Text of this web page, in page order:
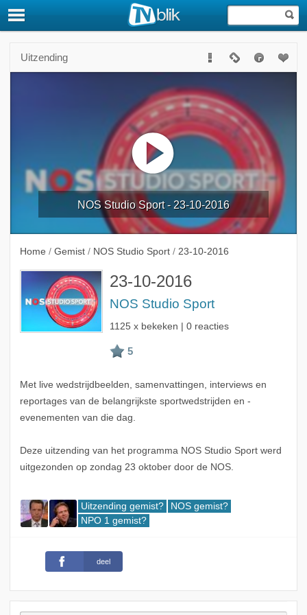
Uitzending
NOS Studio Sport - 23-10-2016
Home / Gemist / NOS Studio Sport / 23-10-2016
23-10-2016
NOS Studio Sport
1125 x bekeken | 0 reacties
Met live wedstrijdbeelden, samenvattingen, interviews en
reportages van de belangrijkste sportwedstrijden en -
evenementen van die dag.
Deze uitzending van het programma NOS Studio Sport werd
uitgezonden op zondag 23 oktober door de NOS.
Uitzending gemist?
NOS gemist?
NPO 1 gemist?
deel